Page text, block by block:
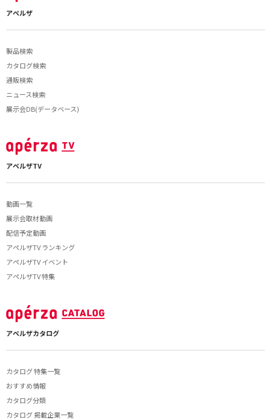
アペルザ
製品検索
カタログ検索
通販検索
ニュース検索
展示会DB(データベース)
アペルザTV
動画一覧
展示会取材動画
配信予定動画
アペルザTV ランキング
アペルザTV イベント
アペルザTV 特集
アペルザカタログ
カタログ 特集一覧
おすすめ情報
カタログ分類
カタログ 掲載企業一覧